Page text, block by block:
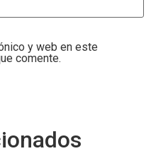
y web en este
comente.